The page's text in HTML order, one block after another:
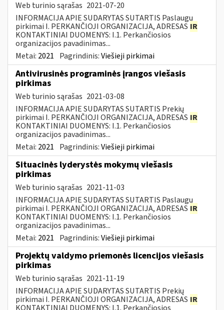
Web turinio sąrašas 2021-07-20
INFORMACIJA APIE SUDARYTAS SUTARTIS Paslaugų
pirkimai I. PERKANČIOJI ORGANIZACIJA, ADRESAS IR
KONTAKTINIAI DUOMENYS: I.1. Perkančiosios
organizacijos pavadinimas...
Metai: 2021 Pagrindinis:Viešieji pirkimai
Antivirusinės programinės įrangos viešasis
pirkimas
Web turinio sąrašas 2021-03-08
INFORMACIJA APIE SUDARYTAS SUTARTIS Prekių
pirkimai I. PERKANČIOJI ORGANIZACIJA, ADRESAS IR
KONTAKTINIAI DUOMENYS: I.1. Perkančiosios
organizacijos pavadinimas...
Metai: 2021 Pagrindinis:Viešieji pirkimai
Situacinės lyderystės mokymų viešasis
pirkimas
Web turinio sąrašas 2021-11-03
INFORMACIJA APIE SUDARYTAS SUTARTIS Paslaugų
pirkimai I. PERKANČIOJI ORGANIZACIJA, ADRESAS IR
KONTAKTINIAI DUOMENYS: I.1. Perkančiosios
organizacijos pavadinimas...
Metai: 2021 Pagrindinis:Viešieji pirkimai
Projektų valdymo priemonės licencijos viešasis
pirkimas
Web turinio sąrašas 2021-11-19
INFORMACIJA APIE SUDARYTAS SUTARTIS Prekių
pirkimai I. PERKANČIOJI ORGANIZACIJA, ADRESAS IR
KONTAKTINIAI DUOMENYS: I.1. Perkančiosios